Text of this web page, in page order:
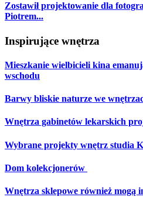
Zostawił projektowanie dla
Piotrem...
Inspirujące wnętrza
Mieszkanie wielbicieli kina
wschodu
Barwy bliskie naturze we
Wnętrza gabinetów lekarskich
Wybrane projekty wnętrz studia
Dom kolekcjonerów
Wnętrza sklepowe również mogą